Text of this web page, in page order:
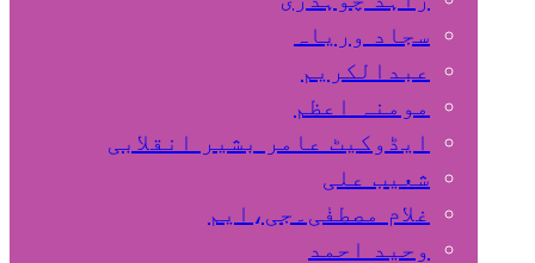
سجاد وریاہ
عبدالکریم
مومنہ اعظم
ایڈوکیٹ عامر بشیر انقلابی
شعیب علی
غلام مصطفٰی۔جی،ایم
وحید احمد